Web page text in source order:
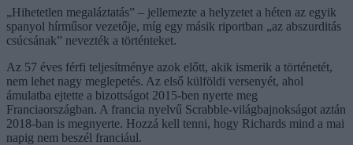
„Hihetetlen megaláztatás” – jellemezte a helyzetet a héten az egyik
spanyol hírműsor vezetője, míg egy másik riportban „az abszurditás
csúcsának” nevezték a történteket.
Az 57 éves férfi teljesítménye azok előtt, akik ismerik a történetét,
nem lehet nagy meglepetés. Az első külföldi versenyét, ahol
ámulatba ejtette a bizottságot 2015-ben nyerte meg
Franciaországban. A francia nyelvű Scrabble-világbajnokságot aztán
2018-ban is megnyerte. Hozzá kell tenni, hogy Richards mind a mai
napig nem beszél franciául.